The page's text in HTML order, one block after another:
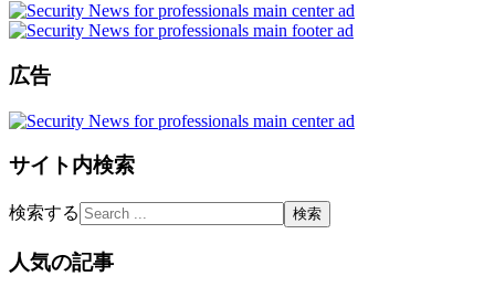
広告
サイト内検索
検索する
人気の記事